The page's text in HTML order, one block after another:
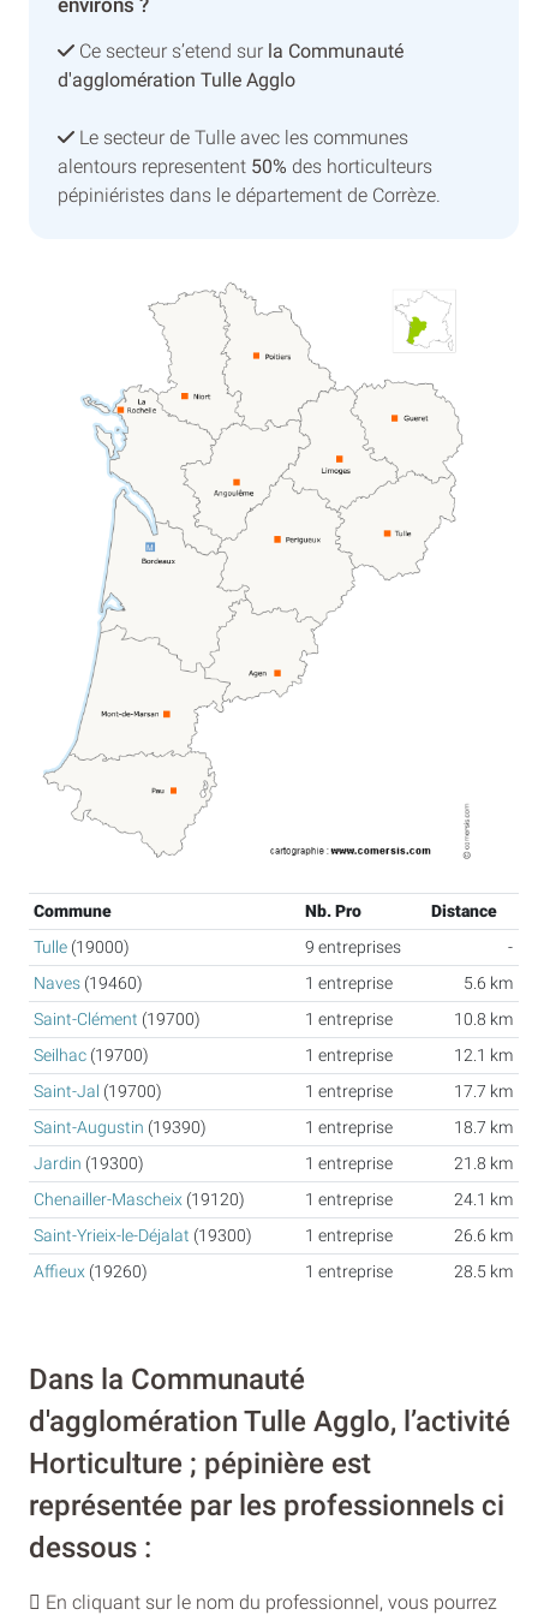
Ce secteur s’etend sur la Communauté
d'agglomération Tulle Agglo
Le secteur de Tulle avec les communes
alentours representent 50% des horticulteurs
pépiniéristes dans le département de Corrèze.
Commune Nb. Pro
Distance
Tulle (19000) 9 entreprises
-
Naves (19460) 1 entreprise
5.6 km
Saint-Clément (19700) 1 entreprise
10.8 km
Seilhac (19700) 1 entreprise
12.1 km
Saint-Jal (19700) 1 entreprise
17.7 km
Saint-Augustin (19390) 1 entreprise
18.7 km
Jardin (19300) 1 entreprise
21.8 km
Chenailler-Mascheix (19120) 1 entreprise
24.1 km
Saint-Yrieix-le-Déjalat (19300) 1 entreprise
26.6 km
Affieux (19260) 1 entreprise 28.5 km
Dans la Communauté
d'agglomération Tulle Agglo, l’activité
Horticulture ; pépinière est
représentée par les professionnels ci
dessous :
En cliquant sur le nom du professionnel, vous pourrez